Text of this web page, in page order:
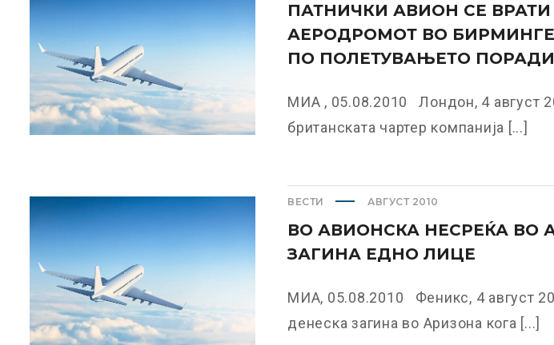
ПАТНИЧКИ АВИОН СЕ
АЕРОДРОМОТ ВО
ПО ПОЛЕТУВАЊЕТО
МИА , 05.08.2010 Лондон, 4 август
британската чартер компанија [...]
ВЕСТИ АВГУСТ 2010
ВО АВИОНСКА НЕСРЕЌА ВО
ЗАГИНА ЕДНО ЛИЦЕ
МИА, 05.08.2010 Феникс, 4 август
денеска загина во Аризона кога [...]